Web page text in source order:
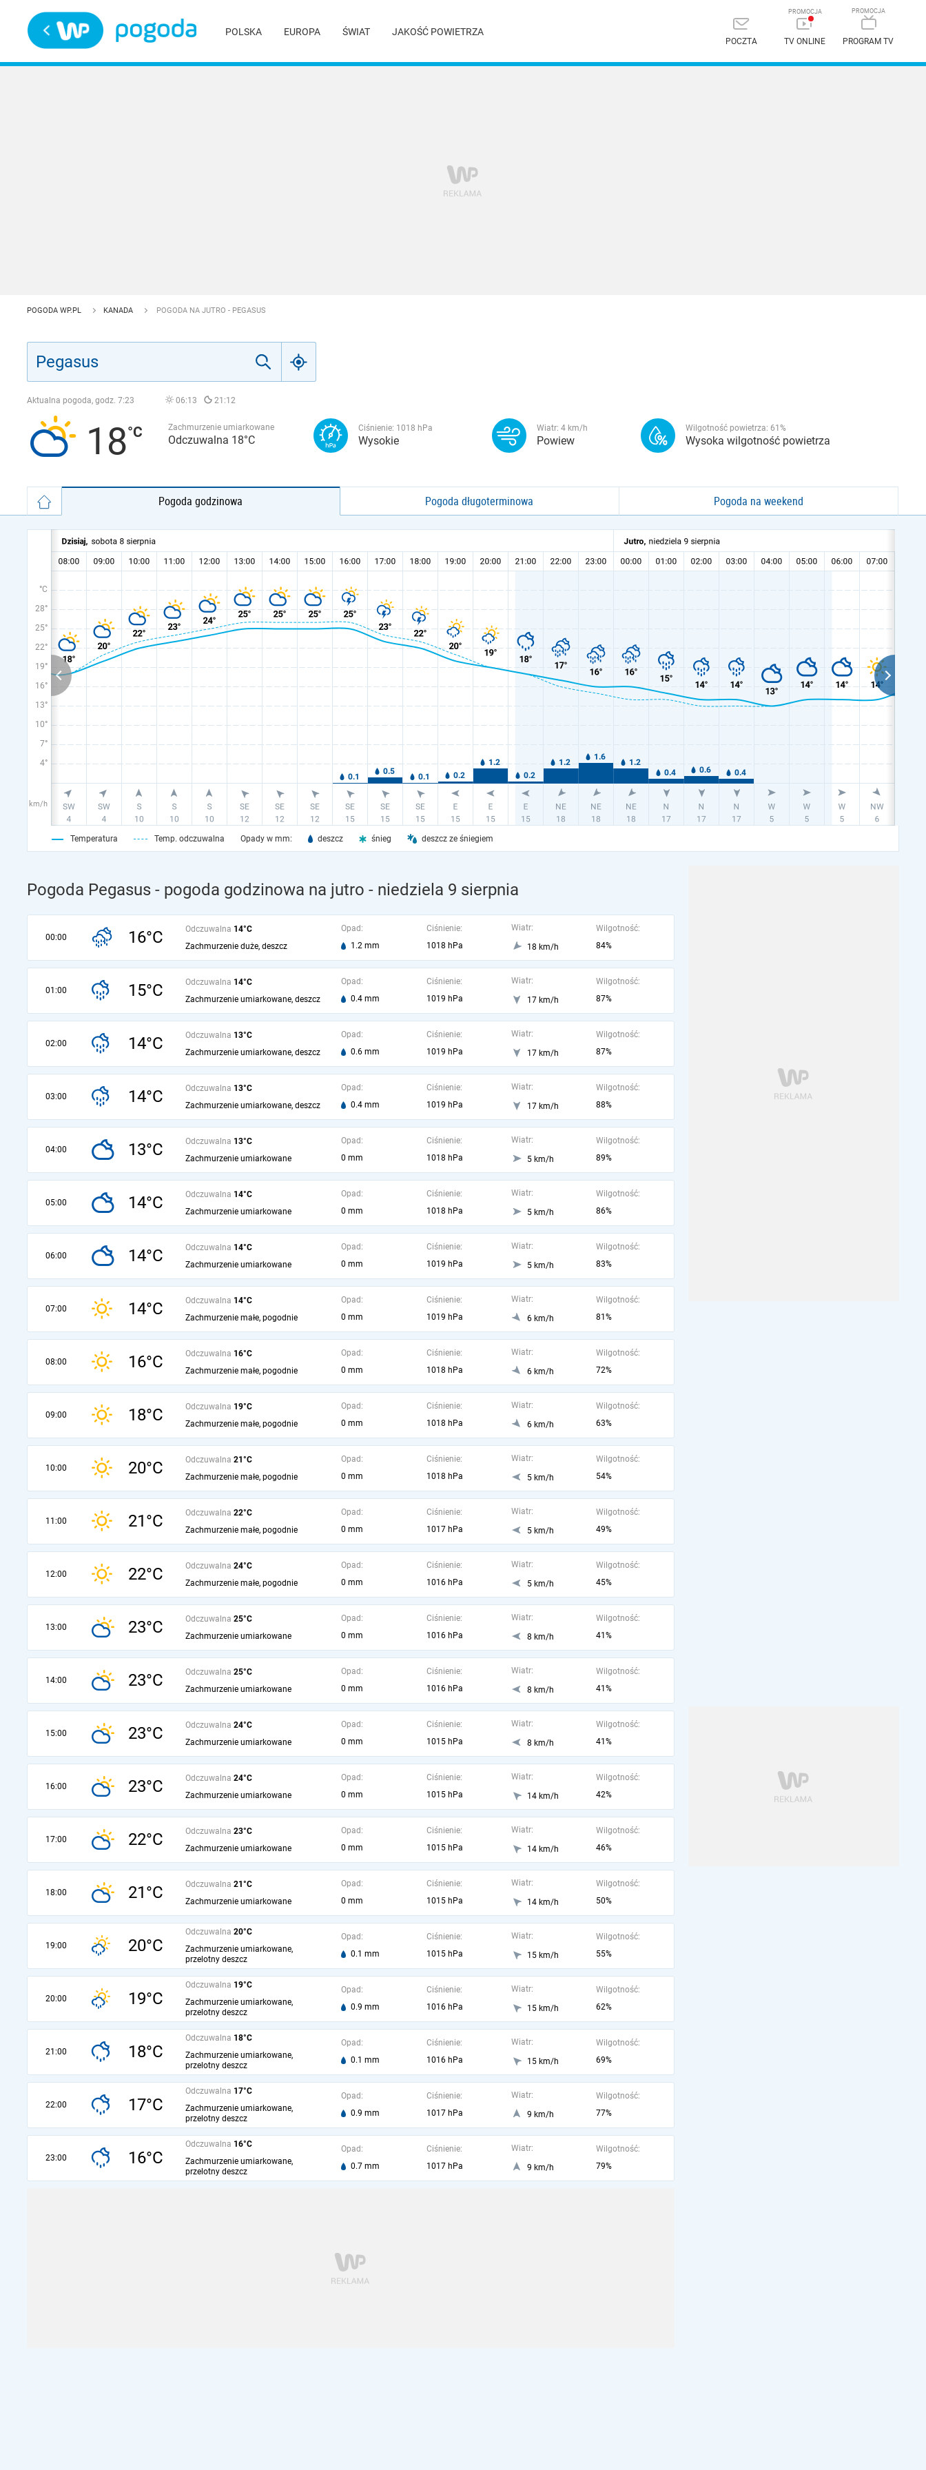
POLSKA EUROPA ŚWIAT JAKOŚĆ POWIETRZA
POCZTA TV ONLINE PROGRAM TV
POGODA WP.PL KANADA POGODA NA JUTRO - PEGASUS
Aktualna pogoda, godz. 7:23 06:13 21:12
18 Zachmurzenie umiarkowane
Odczuwalna 18°C
Ciśnienie: 1018 hPa
Wysokie
Wiatr: 4 km/h
Powiew
Wilgotność powietrza: 61 %
Wysoka wilgotność powietrza
Pogoda godzinowa Pogoda długoterminowa Pogoda na weekend
°C
28°
25°
22°
19°
16°
13°
10°
7°
4°
km/h
Temperatura Temp. odczuwalna Opady w mm: deszcz śnieg deszcz ze śniegiem
Pogoda Pegasus - pogoda godzinowa na jutro - niedziela 9 sierpnia
00:00 16°C Odczuwalna 14°C
Zachmurzenie duże, deszcz
Opad:
1.2 mm
Ciśnienie:
1018 hPa
Wiatr:
18 km/h
Wilgotność:
84%
01:00 15°C Odczuwalna 14°C
Zachmurzenie umiarkowane, deszcz
Opad:
0.4 mm
Ciśnienie:
1019 hPa
Wiatr:
17 km/h
Wilgotność:
87%
02:00 14°C Odczuwalna 13°C
Zachmurzenie umiarkowane, deszcz
Opad:
0.6 mm
Ciśnienie:
1019 hPa
Wiatr:
17 km/h
Wilgotność:
87%
03:00 14°C Odczuwalna 13°C
Zachmurzenie umiarkowane, deszcz
Opad:
0.4 mm
Ciśnienie:
1019 hPa
Wiatr:
17 km/h
Wilgotność:
88%
04:00 13°C Odczuwalna 13°C
Zachmurzenie umiarkowane
Opad:
0 mm
Ciśnienie:
1018 hPa
Wiatr:
5 km/h
Wilgotność:
89%
05:00 14°C Odczuwalna 14°C
Zachmurzenie umiarkowane
Opad:
0 mm
Ciśnienie:
1018 hPa
Wiatr:
5 km/h
Wilgotność:
86%
06:00 14°C Odczuwalna 14°C
Zachmurzenie umiarkowane
Opad:
0 mm
Ciśnienie:
1019 hPa
Wiatr:
5 km/h
Wilgotność:
83%
07:00 14°C Odczuwalna 14°C
Zachmurzenie małe, pogodnie
Opad:
0 mm
Ciśnienie:
1019 hPa
Wiatr:
6 km/h
Wilgotność:
81%
08:00 16°C Odczuwalna 16°C
Zachmurzenie małe, pogodnie
Opad:
0 mm
Ciśnienie:
1018 hPa
Wiatr:
6 km/h
Wilgotność:
72%
09:00 18°C Odczuwalna 19°C
Zachmurzenie małe, pogodnie
Opad:
0 mm
Ciśnienie:
1018 hPa
Wiatr:
6 km/h
Wilgotność:
63%
10:00 20°C Odczuwalna 21°C
Zachmurzenie małe, pogodnie
Opad:
0 mm
Ciśnienie:
1018 hPa
Wiatr:
5 km/h
Wilgotność:
54%
11:00 21°C Odczuwalna 22°C
Zachmurzenie małe, pogodnie
Opad:
0 mm
Ciśnienie:
1017 hPa
Wiatr:
5 km/h
Wilgotność:
49%
12:00 22°C Odczuwalna 24°C
Zachmurzenie małe, pogodnie
Opad:
0 mm
Ciśnienie:
1016 hPa
Wiatr:
5 km/h
Wilgotność:
45%
13:00 23°C Odczuwalna 25°C
Zachmurzenie umiarkowane
Opad:
0 mm
Ciśnienie:
1016 hPa
Wiatr:
8 km/h
Wilgotność:
41%
14:00 23°C Odczuwalna 25°C
Zachmurzenie umiarkowane
Opad:
0 mm
Ciśnienie:
1016 hPa
Wiatr:
8 km/h
Wilgotność:
41%
15:00 23°C Odczuwalna 24°C
Zachmurzenie umiarkowane
Opad:
0 mm
Ciśnienie:
1015 hPa
Wiatr:
8 km/h
Wilgotność:
41%
16:00 23°C Odczuwalna 24°C
Zachmurzenie umiarkowane
Opad:
0 mm
Ciśnienie:
1015 hPa
Wiatr:
14 km/h
Wilgotność:
42%
17:00 22°C Odczuwalna 23°C
Zachmurzenie umiarkowane
Opad:
0 mm
Ciśnienie:
1015 hPa
Wiatr:
14 km/h
Wilgotność:
46%
18:00 21°C Odczuwalna 21°C
Zachmurzenie umiarkowane
Opad:
0 mm
Ciśnienie:
1015 hPa
Wiatr:
14 km/h
Wilgotność:
50%
19:00 20°C
Odczuwalna 20°C
Zachmurzenie umiarkowane,
przelotny deszcz
Opad:
0.1 mm
Ciśnienie:
1015 hPa
Wiatr:
15 km/h
Wilgotność:
55%
20:00 19°C
Odczuwalna 19°C
Zachmurzenie umiarkowane,
przelotny deszcz
Opad:
0.9 mm
Ciśnienie:
1016 hPa
Wiatr:
15 km/h
Wilgotność:
62%
21:00 18°C
Odczuwalna 18°C
Zachmurzenie umiarkowane,
przelotny deszcz
Opad:
0.1 mm
Ciśnienie:
1016 hPa
Wiatr:
15 km/h
Wilgotność:
69%
22:00 17°C
Odczuwalna 17°C
Zachmurzenie umiarkowane,
przelotny deszcz
Opad:
0.9 mm
Ciśnienie:
1017 hPa
Wiatr:
9 km/h
Wilgotność:
77%
23:00 16°C
Odczuwalna 16°C
Zachmurzenie umiarkowane,
przelotny deszcz
Opad:
0.7 mm
Ciśnienie:
1017 hPa
Wiatr:
9 km/h
Wilgotność:
79%